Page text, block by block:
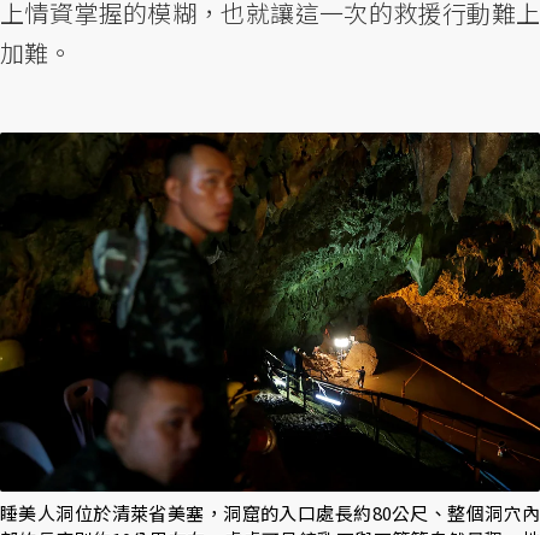
上情資掌握的模糊，也就讓這一次的救援行動難上
加難。
睡美人洞位於清萊省美塞，洞窟的入口處長約80公尺、整個洞穴內